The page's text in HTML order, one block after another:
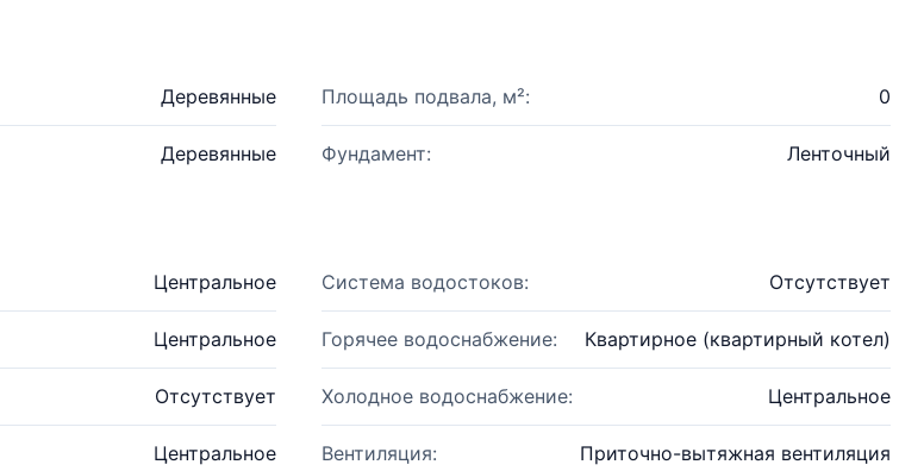
Деревянные Площадь подвала, м²: 0
Деревянные Фундамент: Ленточный
Центральное Система водостоков: Отсутствует
Центральное Горячее водоснабжение: Квартирное (квартирный котел)
Отсутствует Холодное водоснабжение: Центральное
Центральное Вентиляция: Приточно-вытяжная вентиляция